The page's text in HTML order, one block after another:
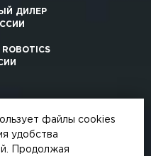
ДИЛЕР
файлы cookies
удобства
Продолжая